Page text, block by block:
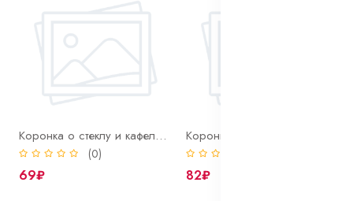
Коронка о стеклу и кафелю 12 мм Bohrer алмазная
(0)
69₽ 82₽